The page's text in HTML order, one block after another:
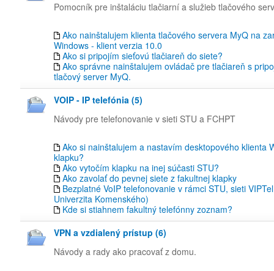
Pomocník pre inštaláciu tlačiarní a služieb tlačového
Ako nainštalujem klienta tlačového servera MyQ na
Windows - klient verzia 10.0
Ako si pripojím sieťovú tlačiareň do siete?
Ako správne nainštalujem ovládač pre tlačiareň s
tlačový server MyQ.
VOIP - IP telefónia (5)
Návody pre telefonovanie v sieti STU a FCHPT
Ako si nainštalujem a nastavím desktopového klienta
klapku?
Ako vytočím klapku na inej súčasti STU?
Ako zavolať do pevnej siete z fakultnej klapky
Bezplatné VoIP telefonovanie v rámci STU, sieti
Univerzita Komenského)
Kde si stiahnem fakultný telefónny zoznam?
VPN a vzdialený prístup (6)
Návody a rady ako pracovať z domu.